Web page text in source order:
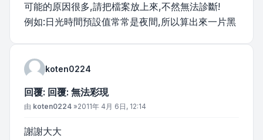
可能的原因很多,請把檔案放上來,不然無法診斷!
例如:日光時間預設值常常是夜間,所以算出來一片黑
koten0224
回覆: 回覆: 無法彩現
文章
由 koten0224 »2011年 4月 6日, 12:14
謝謝大大